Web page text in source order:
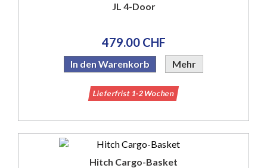
JL 4-Door
479.00 CHF
In den Warenkorb Mehr
Lieferfrist 1-2 Wochen
Hitch Cargo-Basket